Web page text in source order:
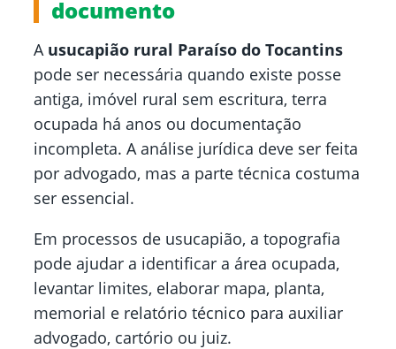
documento
A usucapião rural Paraíso do Tocantins
pode ser necessária quando existe posse
antiga, imóvel rural sem escritura, terra
ocupada há anos ou documentação
incompleta. A análise jurídica deve ser feita
por advogado, mas a parte técnica costuma
ser essencial.
Em processos de usucapião, a topografia
pode ajudar a identificar a área ocupada,
levantar limites, elaborar mapa, planta,
memorial e relatório técnico para auxiliar
advogado, cartório ou juiz.